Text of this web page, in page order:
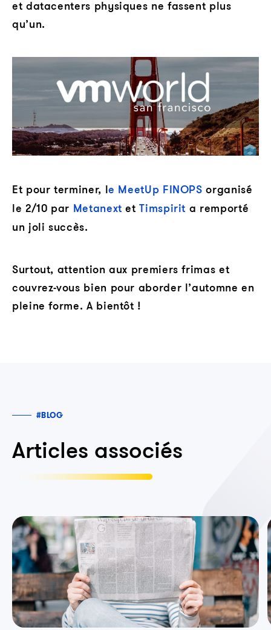
et datacenters physiques ne fassent plus
qu’un.
Et pour terminer, le MeetUp FINOPSorganisé
le 2/10 par Metanext etTimspirit a remporté
un joli succès.
Surtout, attention aux premiers frimas et
couvrez-vous bien pour aborder l’automne en
pleine forme. A bientôt !
#BLOG
Articles associés